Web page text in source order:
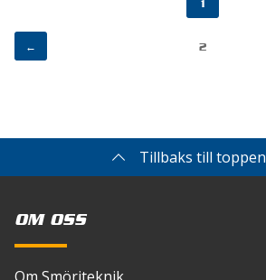
←
1
2
Tillbaks till toppen
OM OSS